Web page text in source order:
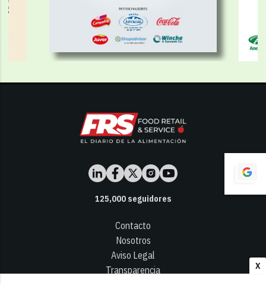
X
125,000seguidores
Contacto
Nosotros
Aviso Legal
Transparencia